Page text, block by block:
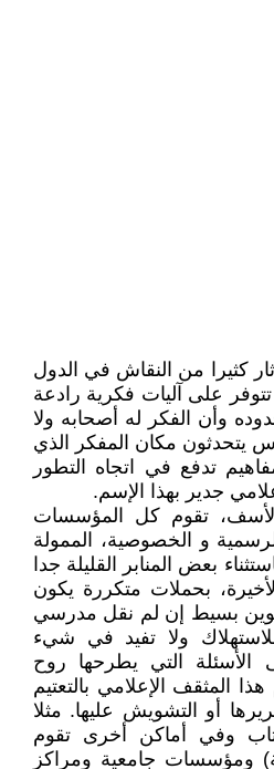
كثيرا من النقاش في الدول
على آليات فكرية رادعة
وأن الفكر له أصحابه ولا
يتحدثون مكان المفكر الذي
تدفع في اتجاه التطور
جدير بهذا الإسم.
تقوم كل المؤسسات
و الخصوصية، الممولة
بعض المنابر القليلة جدا
بحملات متكررة يكون
بسيط إن لم نقل مدرسي
ولا تفيد في شيء
الأسئلة التي يطرحها روح
المثقف الإعلامي بالتعتيم
أو التشويش عليها. مثلا
وفي أماكن أخرى تقوم
ومؤسسات جامعية ومراكز